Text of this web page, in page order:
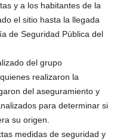
y a los habitantes de la
el sitio hasta la llegada
de Seguridad Pública del
del grupo
realizaron la
del aseguramiento y
para determinar si
su origen.
medidas de seguridad y